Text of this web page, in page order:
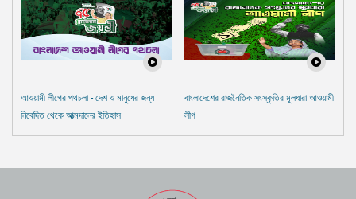
আওয়ামী লীগের পথচলা - দেশ ও মানুষের জন্য
নিবেদিত থেকে আত্মদানের ইতিহাস
বাংলাদেশের রাজনৈতিক সংস্কৃতির মূলধারা আওয়ামী
লীগ